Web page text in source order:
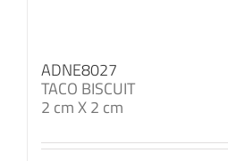
ADNE8027
TACO BISCUIT
2 cm X 2 cm